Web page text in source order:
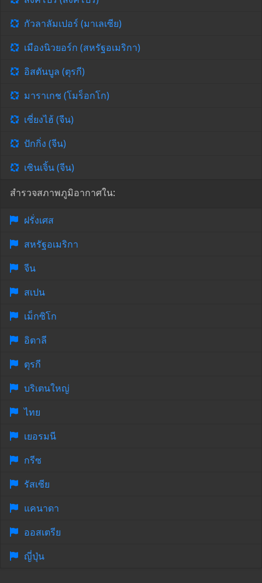
กัวลาลัมเปอร์ (มาเลเซีย)
เมืองนิวยอร์ก (สหรัฐอเมริกา)
อิสตันบูล (ตุรกี)
มาราเกช (โมร็อกโก)
เซี่ยงไฮ้ (จีน)
ปักกิ่ง (จีน)
เซินเจิ้น (จีน)
สำรวจสภาพภูมิอากาศใน:
ฝรั่งเศส
สหรัฐอเมริกา
จีน
สเปน
เม็กซิโก
อิตาลี
ตุรกี
บริเตนใหญ่
ไทย
เยอรมนี
กรีซ
รัสเซีย
แคนาดา
ออสเตรีย
ญี่ปุ่น